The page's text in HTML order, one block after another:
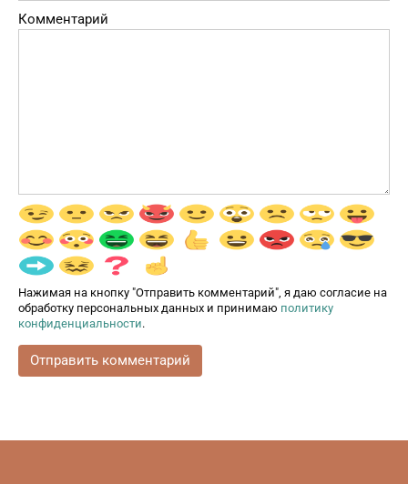
Комментарий
Нажимая на кнопку "Отправить комментарий", я даю согласие на
обработку персональных данных и принимаю политику
конфиденциальности.